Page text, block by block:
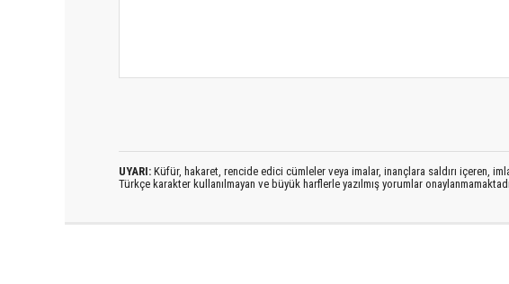
UYARI: Küfür, hakaret, rencide edici cümleler veya imalar, inançlara saldırı içeren,
Türkçe karakter kullanılmayan ve büyük harflerle yazılmış yorumlar